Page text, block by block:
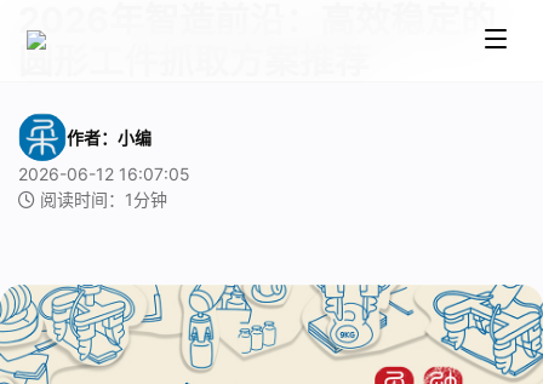
2026年智造前沿：高效稳定的
圆形工件抓取方案推荐
作者：小编
2026-06-12 16:07:05
阅读时间：1分钟